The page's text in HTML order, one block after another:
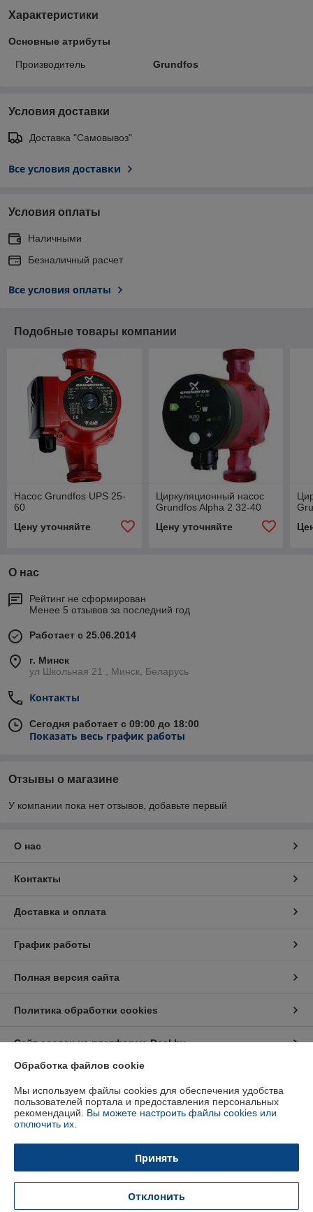
Характеристики
Основные атрибуты
Производитель Grundfos
Условия доставки
Доставка "Самовывоз"
Все условия доставки
Условия оплаты
Наличными
Безналичный расчет
Все условия оплаты
Подобные товары компании
Насос Grundfos UPS 25-
60
Цену уточняйте
Циркуляционный насос
Grundfos Alpha 2 32-40
Цену уточняйте
О нас
Рейтинг не сформирован
Менее 5 отзывов за последний год
Работает с 25.06.2014
г. Минск
ул Школьная 21 , Минск, Беларусь
Контакты
Сегодня работает с 09:00 до 18:00
Показать весь график работы
Отзывы о магазине
У компании пока нет отзывов, добавьте первый
О нас
Контакты
Доставка и оплата
График работы
Полная версия сайта
Политика обработки cookies
Сайт создан на платформе Deal.by
Информация для покупателя
Юридическое лицо:ООО "КалвисБел"
220045, г.Минск, ул.Каролинская 6-121
Регистрационный номер ЕГР: 192279159
Регистрационный орган: Минский горисполком
Дата регистрации компании: 11.06.2015
Обработка файлов cookie
Мы используем файлы cookies для обеспечения удобства
пользователей портала и предоставления персональных
рекомендаций. Вы можете настроить файлы cookies или
отключить их.
Принять
Отклонить